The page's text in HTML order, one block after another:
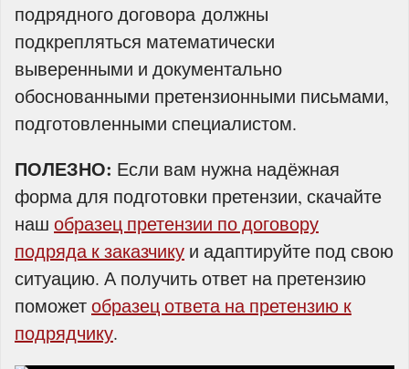
подрядного договора должны
подкрепляться математически
выверенными и документально
обоснованными претензионными письмами,
подготовленными специалистом.
ПОЛЕЗНО: Если вам нужна надёжная
форма для подготовки претензии, скачайте
наш образец претензии по договору
подряда к заказчику и адаптируйте под свою
ситуацию. А получить ответ на претензию
поможетобразец ответа на претензию к
подрядчику.